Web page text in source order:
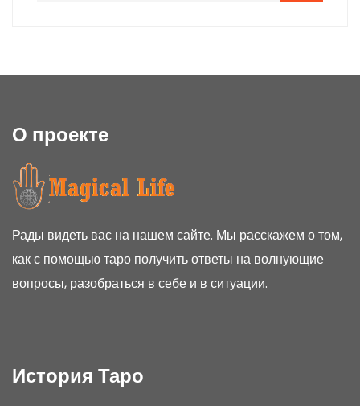
О проекте
Рады видеть вас на нашем сайте. Мы расскажем о том,
как с помощью таро получить ответы на волнующие
вопросы, разобраться в себе и в ситуации.
История Таро